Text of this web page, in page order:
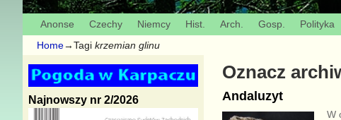
Anonse Czechy Niemcy Hist. Arch. Gosp. Polityka
Home→Tagi krzemian glinu
Oznacz
Andaluzyt
W
Najnowszy nr 2/2026